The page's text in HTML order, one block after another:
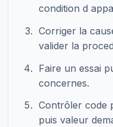
condition d
Corriger la
valider la
Faire un essai
concernes.
Contrôler code
puis valeur